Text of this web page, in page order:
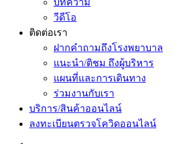
บทความ
วีดีโอ
ติดต่อเรา
ฝากคำถามถึงโรงพยาบาล
แนะนำ/ติชม ถึงผู้บริหาร
แผนที่และการเดินทาง
ร่วมงานกับเรา
บริการ/สินค้าออนไลน์
ลงทะเบียนตรวจโควิดออนไลน์